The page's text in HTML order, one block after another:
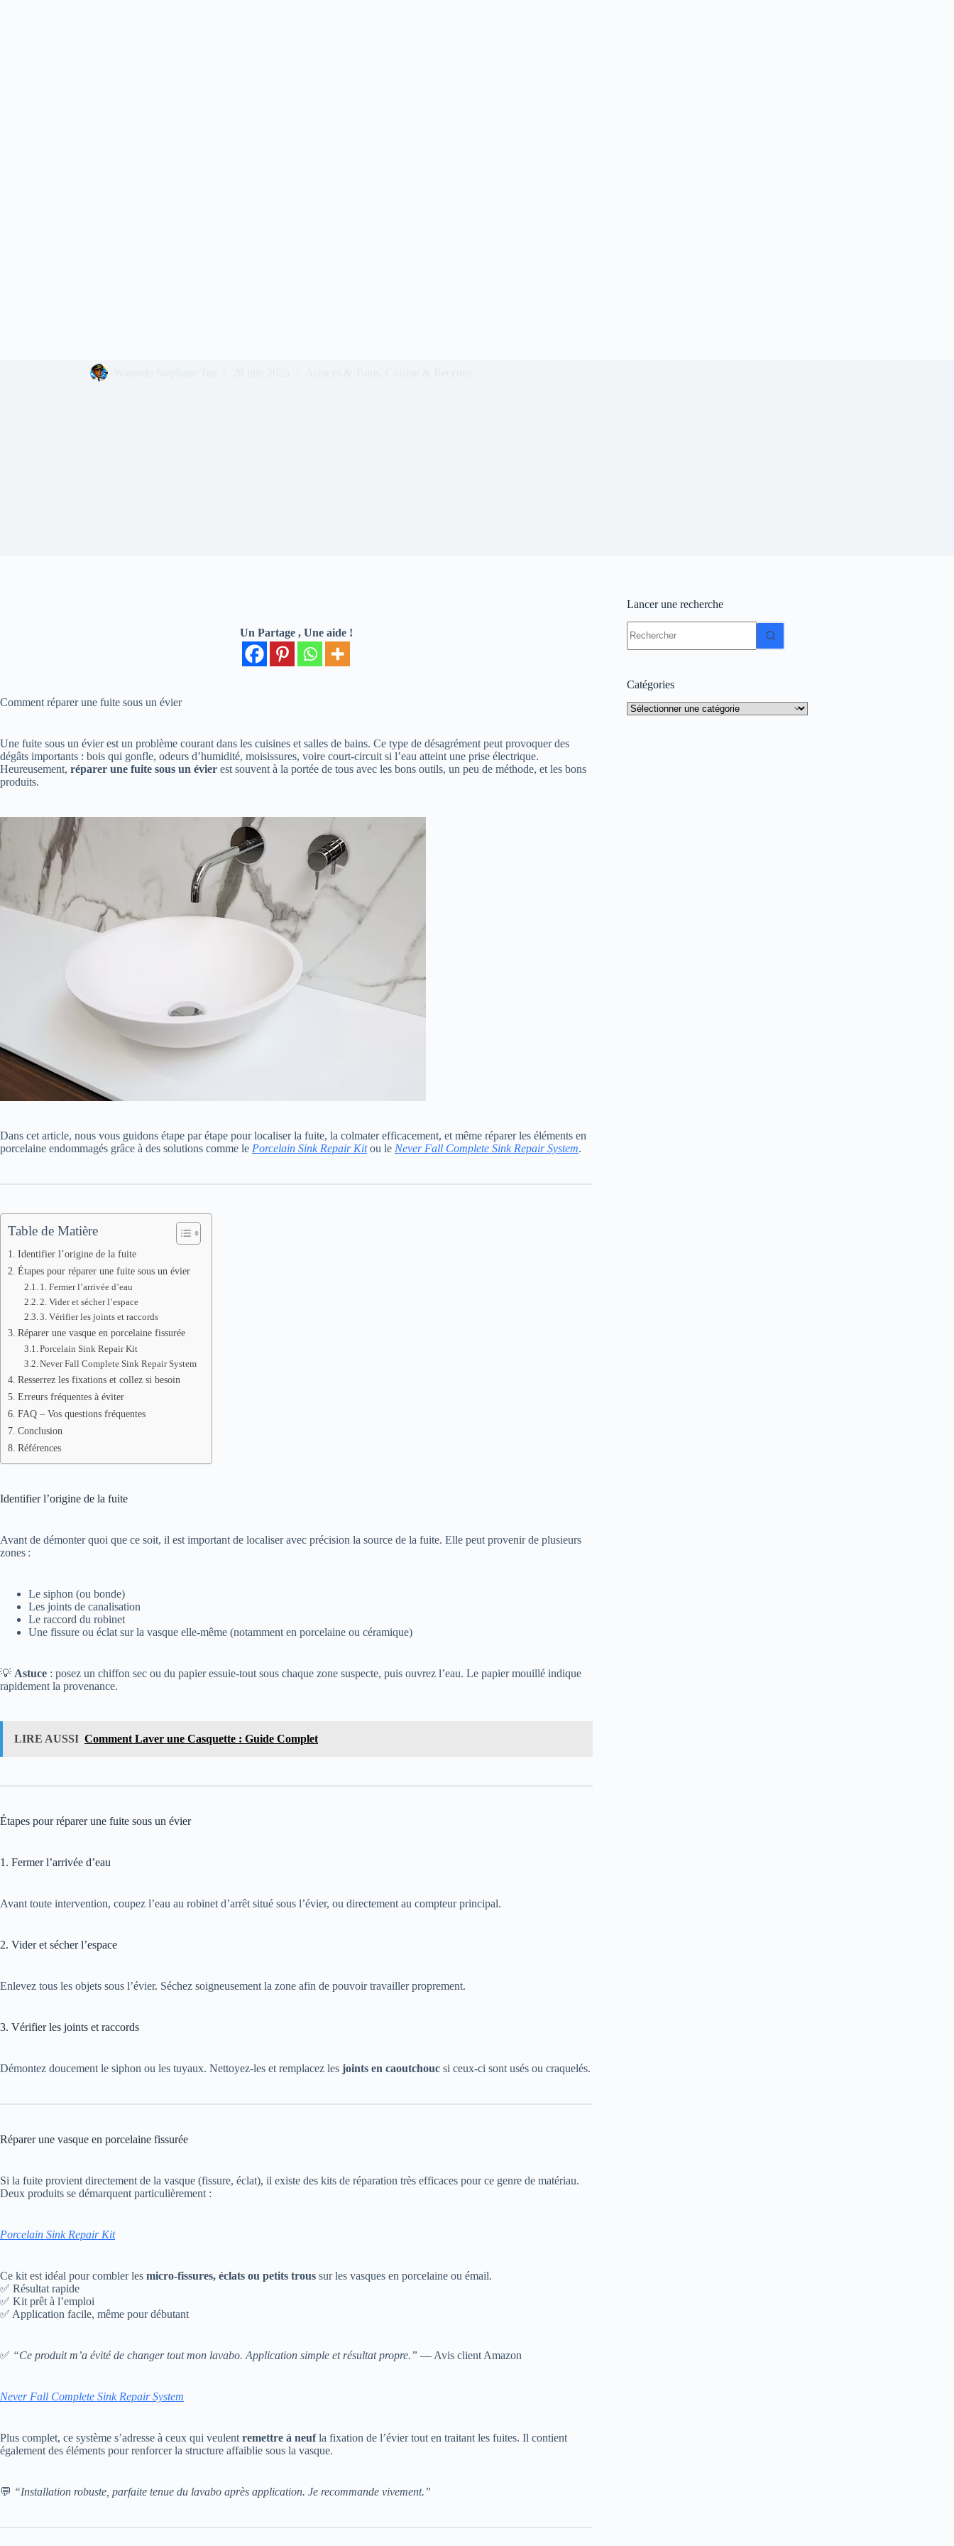
Un Partage , Une aide !
Comment réparer une fuite sous un évier
Une fuite sous un évier est un problème courant dans les cuisines et salles de bains. Ce type de désagrément peut provoquer des
dégâts importants : bois qui gonfle, odeurs d’humidité, moisissures, voire court-circuit si l’eau atteint une prise électrique.
Heureusement, réparer une fuite sous un évier est souvent à la portée de tous avec les bons outils, un peu de méthode, et les bons
produits.
Dans cet article, nous vous guidons étape par étape pour localiser la fuite, la colmater efficacement, et même réparer les éléments en
porcelaine endommagés grâce à des solutions comme le Porcelain Sink Repair Kitou le Never Fall Complete Sink Repair System.
Table de Matière
Identifier l’origine de la fuite
Étapes pour réparer une fuite sous un évier
1. Fermer l’arrivée d’eau
2. Vider et sécher l’espace
3. Vérifier les joints et raccords
Réparer une vasque en porcelaine fissurée
Porcelain Sink Repair Kit
Never Fall Complete Sink Repair System
Resserrez les fixations et collez si besoin
Erreurs fréquentes à éviter
FAQ – Vos questions fréquentes
Conclusion
Références
Identifier l’origine de la fuite
Avant de démonter quoi que ce soit, il est important de localiser avec précision la source de la fuite. Elle peut provenir de plusieurs
zones :
Le siphon (ou bonde)
Les joints de canalisation
Le raccord du robinet
Une fissure ou éclat sur la vasque elle-même (notamment en porcelaine ou céramique)
💡 Astuce : posez un chiffon sec ou du papier essuie-tout sous chaque zone suspecte, puis ouvrez l’eau. Le papier mouillé indique
rapidement la provenance.
LIRE AUSSI Comment Laver une Casquette : Guide Complet
Étapes pour réparer une fuite sous un évier
1. Fermer l’arrivée d’eau
Avant toute intervention, coupez l’eau au robinet d’arrêt situé sous l’évier, ou directement au compteur principal.
2. Vider et sécher l’espace
Enlevez tous les objets sous l’évier. Séchez soigneusement la zone afin de pouvoir travailler proprement.
3. Vérifier les joints et raccords
Démontez doucement le siphon ou les tuyaux. Nettoyez-les et remplacez les joints en caoutchouc si ceux-ci sont usés ou craquelés.
Réparer une vasque en porcelaine fissurée
Si la fuite provient directement de la vasque (fissure, éclat), il existe des kits de réparation très efficaces pour ce genre de matériau.
Deux produits se démarquent particulièrement :
Porcelain Sink Repair Kit
Ce kit est idéal pour combler les micro-fissures, éclats ou petits trous sur les vasques en porcelaine ou émail.
✅ Résultat rapide
✅ Kit prêt à l’emploi
✅ Application facile, même pour débutant
✅ “Ce produit m’a évité de changer tout mon lavabo. Application simple et résultat propre.” — Avis client Amazon
Never Fall Complete Sink Repair System
Plus complet, ce système s’adresse à ceux qui veulent remettre à neufla fixation de l’évier tout en traitant les fuites. Il contient
également des éléments pour renforcer la structure affaiblie sous la vasque.
💬 “Installation robuste, parfaite tenue du lavabo après application. Je recommande vivement.”
Lancer une recherche
résultat
Catégories
Catégories